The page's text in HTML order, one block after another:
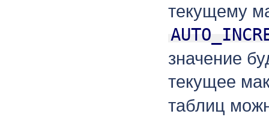
текущему
значение
текущее
таблиц